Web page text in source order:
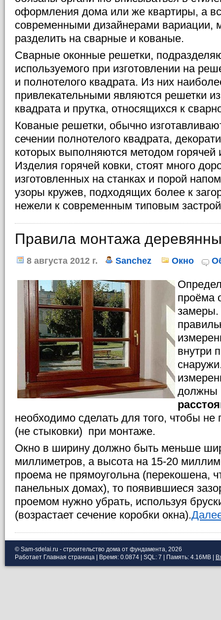
оформления дома или же квартиры, а
современными дизайнерами вариации,
разделить на сварные и кованые.
Сварные оконные решетки,
используемого при изготовлении на
и полнотелого квадрата. Из них
привлекательными являются решетки
квадрата и прутка, относящихся к
Кованые решетки, обычно
сечении полнотелого квадрата,
которых выполняются методом горячей
Изделия горячей ковки, стоят много
изготовленных на станках и порой
узоры кружев, подходящих более к
нежели к современным типовым
Правила монтажа
8 августа 2012 г. Sanchez Окно
проёма
замеры.
внутри
должны
необходимо сделать для того, чтобы
(не стыковки) при монтаже.
Окно в ширину должно быть меньше
миллиметров, а высота на 15-20
проема не прямоугольна (перекошена,
панельных домах), то появившиеся
проемом нужно убрать, используя
(возрастает сечение коробки окна).
© Sam-sdelai.ru - строительство дома от фундамента, 2026
Работает Главная страница | Время: 0.0874 | SQL: 7 | Память: 4.16MB